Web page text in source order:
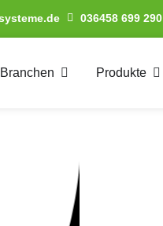
036458 699 290
Branchen Produkte